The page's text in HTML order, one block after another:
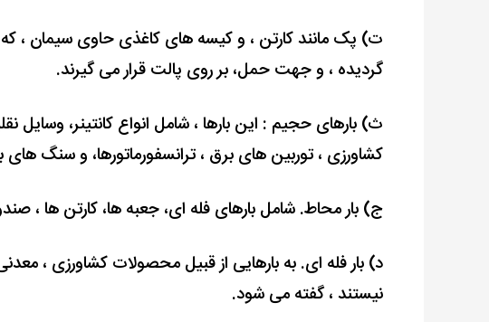
ت) پک ﻣﺎﻧﻨﺪ ﻛﺎرﺗﻦ ، و کیسه ﻫﺎی کاغذی ﺣﺎوی سیمان ، که
گردیده ، و ﺟﻬﺖ ﺣﻤﻞ، ﺑﺮ روی ﭘﺎﻟﺖ ﻗﺮار می گیرند.
ث) ﺑﺎرﻫﺎی حجیم : این ﺑﺎرﻫﺎ ، ﺷﺎﻣﻞ اﻧﻮاع کانتینر، وسایل
کشاورزی ، ﺗﻮربین‌ های ﺑﺮق ، ﺗﺮاﻧﺴﻔﻮرﻣﺎﺗﻮرﻫﺎ، و ﺳﻨﮓ
ج) بار ﻣﺤﺎط. ﺷﺎﻣﻞ ﺑﺎرﻫﺎی ﻓﻠﻪ ای، ﺟﻌﺒﻪ ﻫﺎ، ﻛﺎرﺗﻦ ﻫﺎ ،
د) ﺑﺎر ﻓﻠﻪ ای. ﺑﻪ بارهایی از قبیل ﻣﺤﺼﻮﻻت کشاورزی ،
نیستند ، گفته می ﺷﻮد.